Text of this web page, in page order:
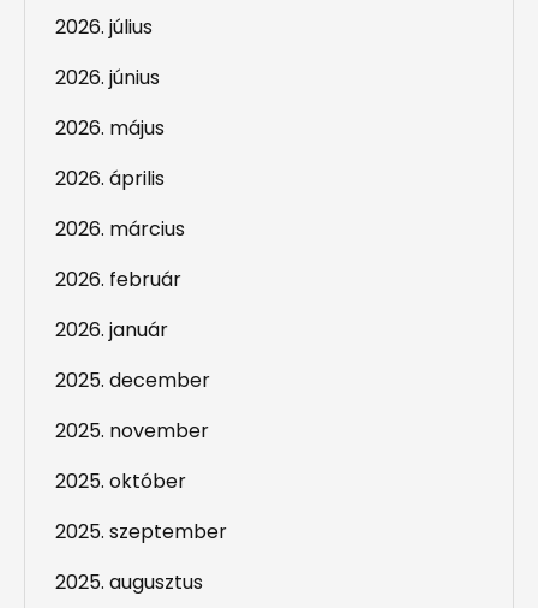
2026. július
2026. június
2026. május
2026. április
2026. március
2026. február
2026. január
2025. december
2025. november
2025. október
2025. szeptember
2025. augusztus